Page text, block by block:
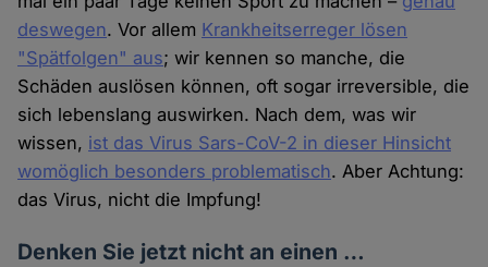
deswegen. Vor allem Krankheitserreger lösen
"Spätfolgen" aus; wir kennen so manche, die
Schäden auslösen können, oft sogar irreversible, die
sich lebenslang auswirken. Nach dem, was wir
wissen, ist das Virus Sars-CoV-2 in dieser Hinsicht
womöglich besonders problematisch. Aber Achtung:
das Virus, nicht die Impfung!
Denken Sie jetzt nicht an einen …